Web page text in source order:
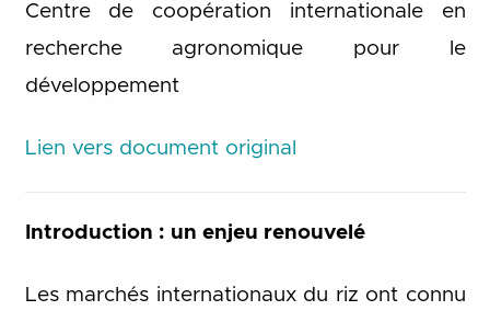
Centre de coopération internationale en
recherche agronomique pour le
développement
Lien vers document original
Introduction : un enjeu renouvelé
Les marchés internationaux du riz ont connu